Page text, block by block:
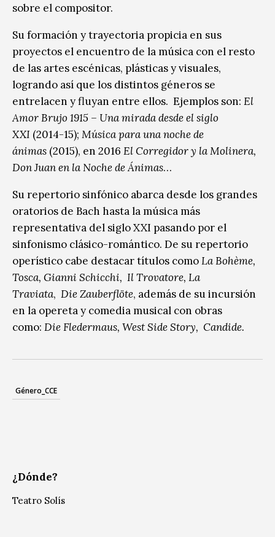
sobre el compositor.
Su formación y trayectoria propicia en sus
proyectos el encuentro de la música con el resto
de las artes escénicas, plásticas y visuales,
logrando así que los distintos géneros se
entrelacen y fluyan entre ellos. Ejemplos son: El
Amor Brujo 1915 – Una mirada desde el siglo
XXI (2014-15); Música para una noche de
ánimas (2015), en 2016 El Corregidor y la Molinera,
Don Juan en la Noche de Ánimas…
Su repertorio sinfónico abarca desde los grandes
oratorios de Bach hasta la música más
representativa del siglo XXI pasando por el
sinfonismo clásico-romántico. De su repertorio
operístico cabe destacar títulos comoLa Bohème,
Tosca, Gianni Schicchi, Il Trovatore, La
Traviata, Die Zauberflöte, además de su incursión
en la opereta y comedia musical con obras
como: Die Fledermaus, West Side Story, Candide.
Género_CCE
¿Dónde?
Teatro Solís